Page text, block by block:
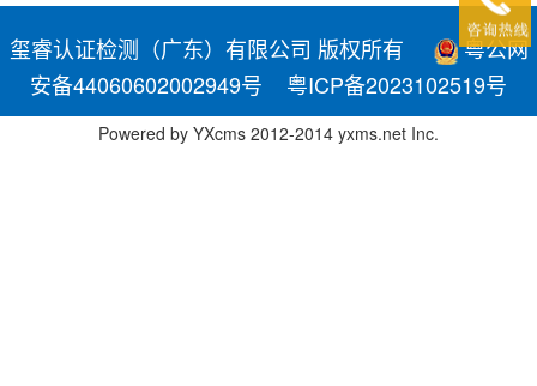
玺睿认证检测（广东）有限公司 版权所有
粤公网
安备44060602002949号
粤ICP备2023102519号
Powered by YXcms 2012-2014 yxms.net Inc.